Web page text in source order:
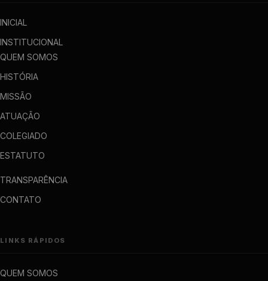
INICIAL
INSTITUCIONAL
QUEM SOMOS
HISTÓRIA
MISSÃO
ATUAÇÃO
COLEGIADO
ESTATUTO
TRANSPARÊNCIA
CONTATO
LINKS RÁPIDOS
QUEM SOMOS